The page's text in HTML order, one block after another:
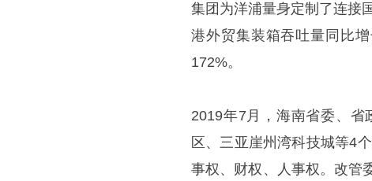
集团为洋浦量身定制了连接
港外贸集装箱吞吐量同比
172%。
2019年7月，海南省委、
区、三亚崖州湾科技城等4
事权、财权、人事权。改管